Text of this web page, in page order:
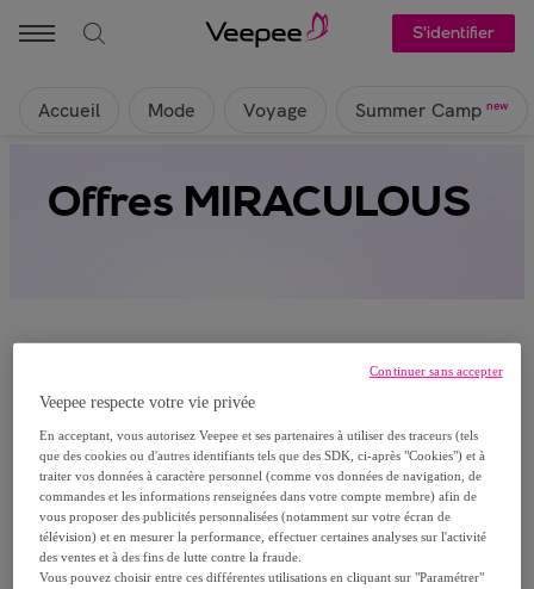
S'identifier
Accueil Mode Voyage Summer Camp new
Offres MIRACULOUS
Ça alors, aucun produit n’est actuellement
visible sur cette page
Rejoignez-nous et découvrez les articles réservés à
nos membres.
Veepee respecte votre vie privée
En acceptant, vous autorisez Veepee et ses partenaires à utiliser des traceurs (tels
que des cookies ou d'autres identifiants tels que des SDK, ci-après "Cookies") et à
traiter vos données à caractère personnel (comme vos données de navigation, de
commandes et les informations renseignées dans votre compte membre) afin de
vous proposer des publicités personnalisées (notamment sur votre écran de
télévision) et en mesurer la performance, effectuer certaines analyses sur l'activité
des ventes et à des fins de lutte contre la fraude.
Vous pouvez choisir entre ces différentes utilisations en cliquant sur "Paramétrer"
Continuer sans accepter